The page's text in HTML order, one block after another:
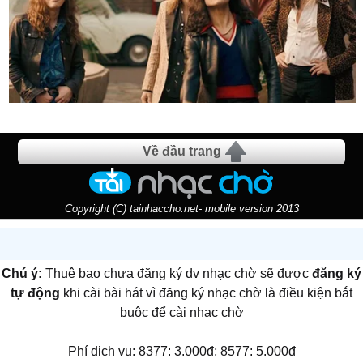
Về đầu trang
Copyright (C) tainhaccho.net- mobile version 2013
Chú ý: Thuê bao chưa đăng ký dv nhạc chờ sẽ được đăng ký
tự động khi cài bài hát vì đăng ký nhạc chờ là điều kiện bắt
buộc để cài nhạc chờ
Phí dịch vụ: 8377: 3.000đ; 8577: 5.000đ